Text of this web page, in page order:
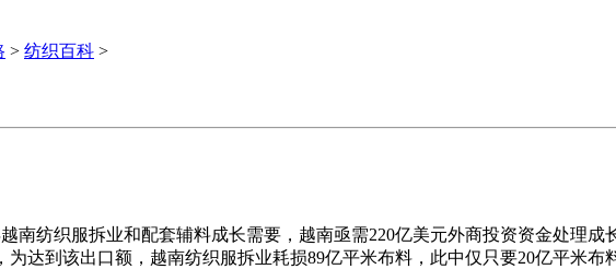
> 纺织百科 >
纺织服拆业和配套辅料成长需要，越南亟需220亿美元外商投资资金处理成
达到该出口额，越南纺织服拆业耗损89亿平米布料，此中仅只要20亿平米